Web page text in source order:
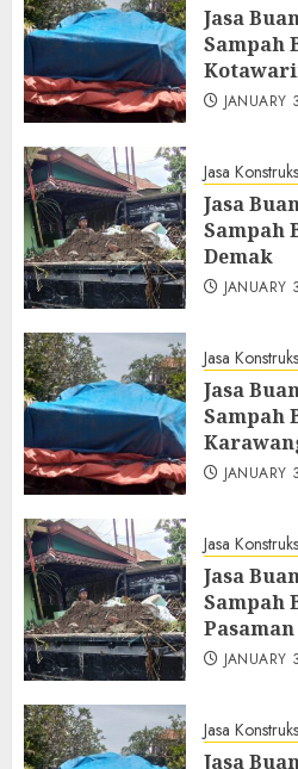
Jasa
Sampah
JANUARY
Jasa
Jasa
Sampah
Demak
JANUARY
Jasa
Jasa
Sampah
JANUARY
Jasa
Jasa
Sampah
Pasaman
JANUARY
Jasa
Jasa